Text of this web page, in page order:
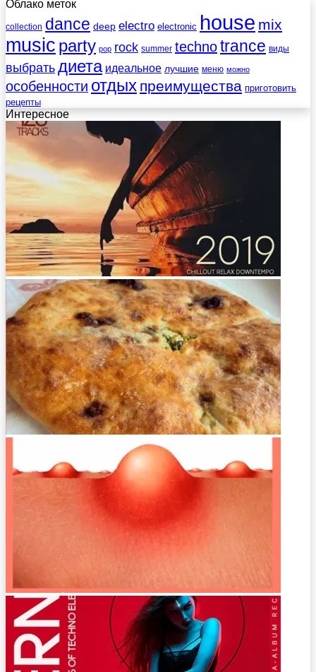
Облако меток
collection dance deep electro electronic house mix
music party pop rock summer technotrance виды
выбратьдиета идеальное лучшие меню можно
особенности отдых преимущества приготовить
рецепты
Интересное